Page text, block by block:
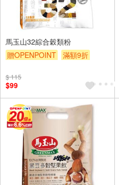
馬玉山32綜合穀類粉
贈OPENPOINT
滿額9折
$ 115
$99